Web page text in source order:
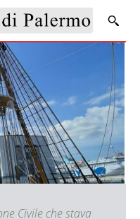
Civile che stava